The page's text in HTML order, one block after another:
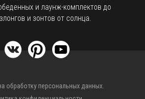
и лаунж-комплектов до
и зонтов от солнца.
обработку персональных данных.